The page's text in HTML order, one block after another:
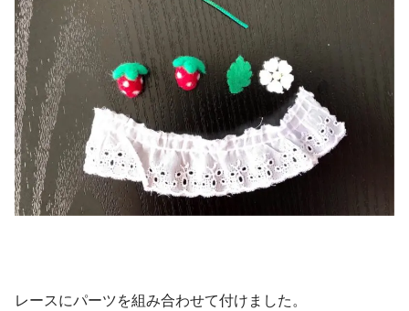
レースにパーツを組み合わせて付けました。